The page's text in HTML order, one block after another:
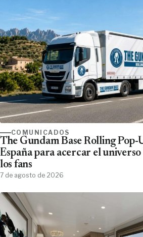
COMUNICADOS
The Gundam Base Rolling Pop-
España para acercar el
los fans
7 de agosto de 2026